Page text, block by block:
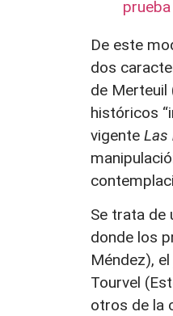
De este
dos
de Merteuil
históricos
vigente Las
Se trata de
donde los
Méndez),
Tourvel
otros de la